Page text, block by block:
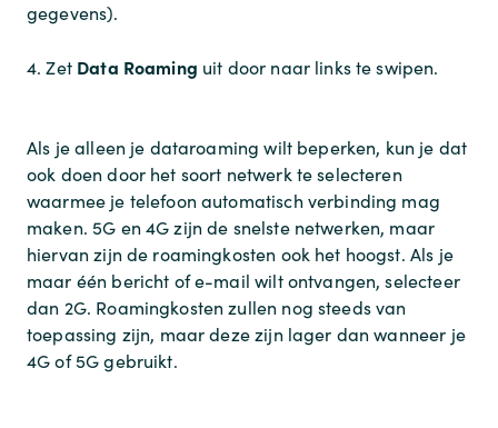
gegevens).
4. Zet Data Roaming uit door naar links te swipen.
Als je alleen je dataroaming wilt beperken, kun je dat
ook doen door het soort netwerk te selecteren
waarmee je telefoon automatisch verbinding mag
maken. 5G en 4G zijn de snelste netwerken, maar
hiervan zijn de roamingkosten ook het hoogst. Als je
maar één bericht of e-mail wilt ontvangen, selecteer
dan 2G. Roamingkosten zullen nog steeds van
toepassing zijn, maar deze zijn lager dan wanneer je
4G of 5G gebruikt.